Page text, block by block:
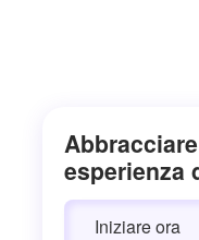
esperienza
Iniziare ora